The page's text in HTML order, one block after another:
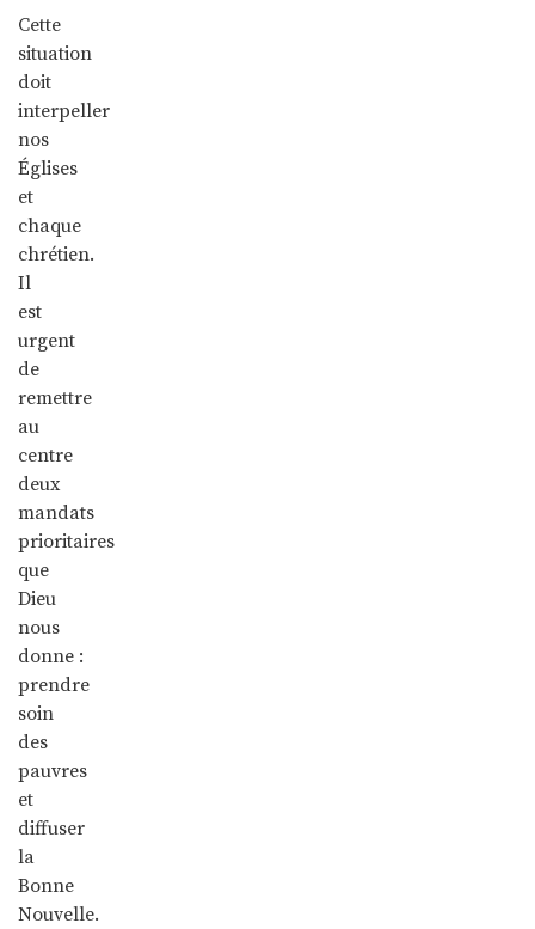
Cette
situation
doit
interpeller
nos
Églises
et
chaque
chrétien.
Il
est
urgent
de
remettre
au
centre
deux
mandats
prioritaires
que
Dieu
nous
donne :
prendre
soin
des
pauvres
et
diffuser
la
Bonne
Nouvelle.